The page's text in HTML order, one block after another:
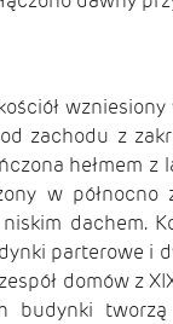
zachodu z
hełmem
w
dachem.
parterowe
domów z
budynki